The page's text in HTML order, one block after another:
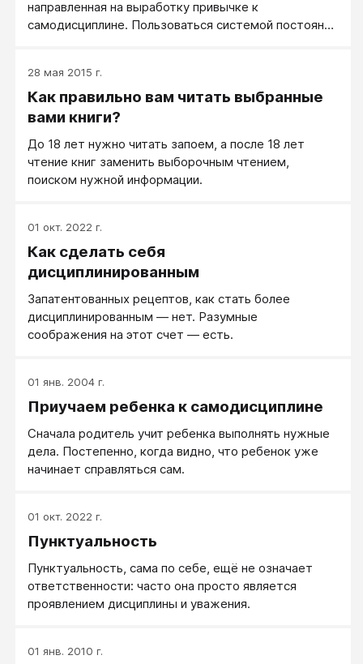
направленная на выработку привычке к
самодисциплине. Пользоваться системой постоянно
28 мая 2015 г.
Как правильно вам читать выбранные
вами книги?
До 18 лет нужно читать запоем, а после 18 лет
чтение книг заменить выборочным чтением,
поиском нужной информации.
01 окт. 2022 г.
Как сделать себя
дисциплинированным
Запатентованных рецептов, как стать более
дисциплинированным — нет. Разумные
соображения на этот счет — есть.
01 янв. 2004 г.
Приучаем ребенка к самодисциплине
Сначала родитель учит ребенка выполнять нужные
дела. Постепенно, когда видно, что ребенок уже
начинает справляться сам.
01 окт. 2022 г.
Пунктуальность
Пунктуальность, сама по себе, ещё не означает
ответственности: часто она просто является
проявлением дисциплины и уважения.
01 янв. 2010 г.